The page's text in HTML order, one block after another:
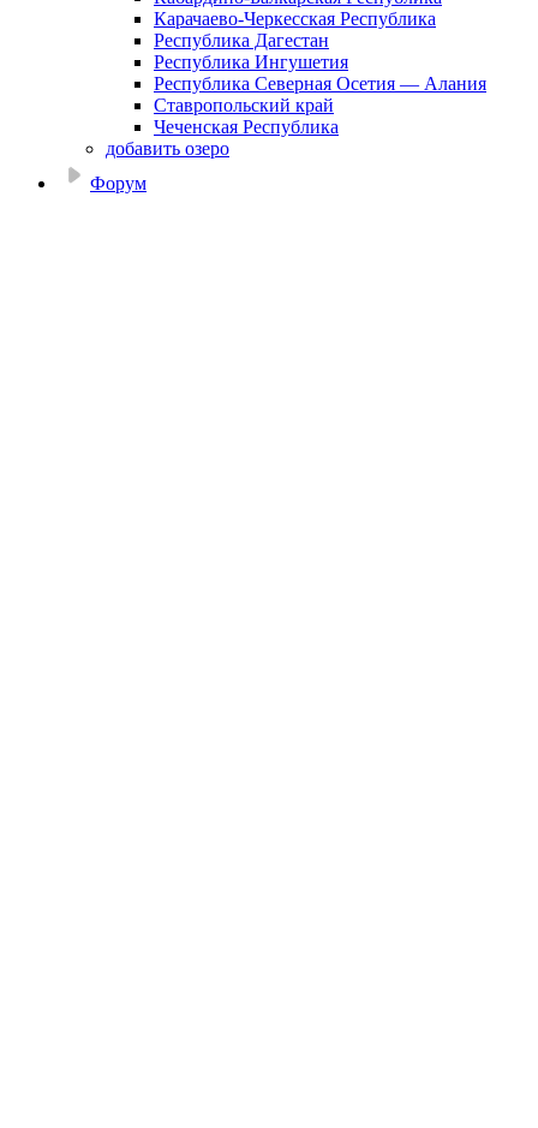
Карачаево-Черкесская Республика
Республика Дагестан
Республика Ингушетия
Республика Северная Осетия — Алания
Ставропольский край
Чеченская Республика
добавить озеро
Форум